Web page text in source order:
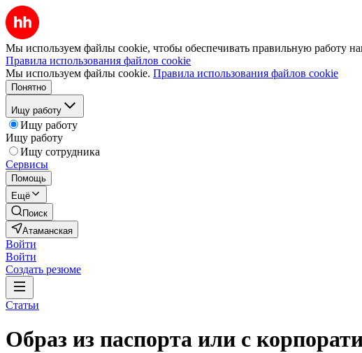
Мы используем файлы cookie, чтобы обеспечивать правильную работу
Правила использования файлов cookie
Мы используем файлы cookie. Правила использования файлов cookie
Понятно
Ищу работу
Ищу работу
Ищу работу
Ищу сотрудника
Сервисы
Помощь
Ещё
Поиск
Атаманская
Войти
Войти
Создать резюме
Статьи
Образ из паспорта или с